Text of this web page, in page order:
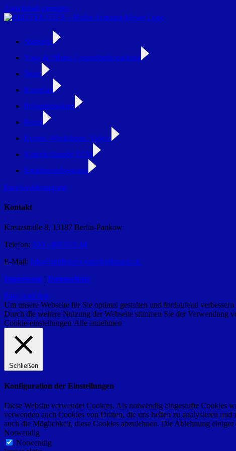
Zum Inhalt springen
Startseite
Yoga & Pilates Gesundheitscoaching
Team
Kursplan
Präventionskurs
Preise
Events, Workshops, Videos
Naturheilkunde TCM
Ernährungsberatung
FacebookInstagram
Kontakt
Kreuzstraße 8, 13187 Berlin-Pankow
Telefon: 030 - 490 019 44
E-Mail: info@zeitfenster-naturheilpraxis.de
Impressum | Datenschutz
Page load link
Um unsere Webseite für Sie optimal gestalten und fortlaufend
Durch die weitere Nutzung der Webseite stimmen Sie der Verwendung
Cookie-einstellungen Alle annehmen
Schließen
Konfiguration der Einstellungen
Diese Website verwendet Cookies. Als notwendig eingestufte Cookies
verwenden auch Cookies von Dritten, die uns helfen zu analysieren
auch die Möglichkeit, diese Cookies abzulehnen. Die Ablehnung
Notwendig
Notwendig